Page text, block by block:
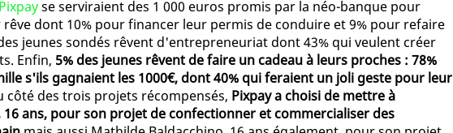
Pixpayse serviraient des 1 000 euros promis par la néo-banque pour
dont 10% pour financer leur permis de conduire et 9% pour refaire
jeunes sondés rêvent d'entrepreneuriat dont 43% qui veulent créer
Enfin, 5% des jeunes rêvent de faire un cadeau à leurs proches : 78%
s'ils gagnaient les 1000€, dont 40% qui feraient un joli geste pour leur
côté des trois projets récompensés, Pixpay a choisi de mettre à
ans, pour son projet de confectionner et commercialiser des